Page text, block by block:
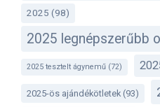
2025 (98)
2025 legnépszerűbb
2025 tesztelt ágynemű (72)
2025-ös ajándékötletek (93)